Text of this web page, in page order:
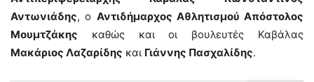
Αντωνιάδης, ο Αντιδήμαρχος Αθλητισμού Απόστολος
Μουμτζάκης καθώς και οι βουλευτές Καβάλας
Μακάριος Λαζαρίδης και Γιάννης Πασχαλίδης.